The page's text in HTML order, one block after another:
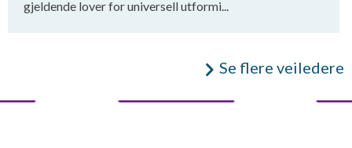
gjeldende lover for universell utformi...
Se flere veiledere